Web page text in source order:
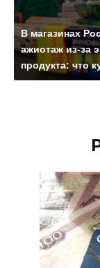
В магазинах
ажиотаж из-за
продукта: что